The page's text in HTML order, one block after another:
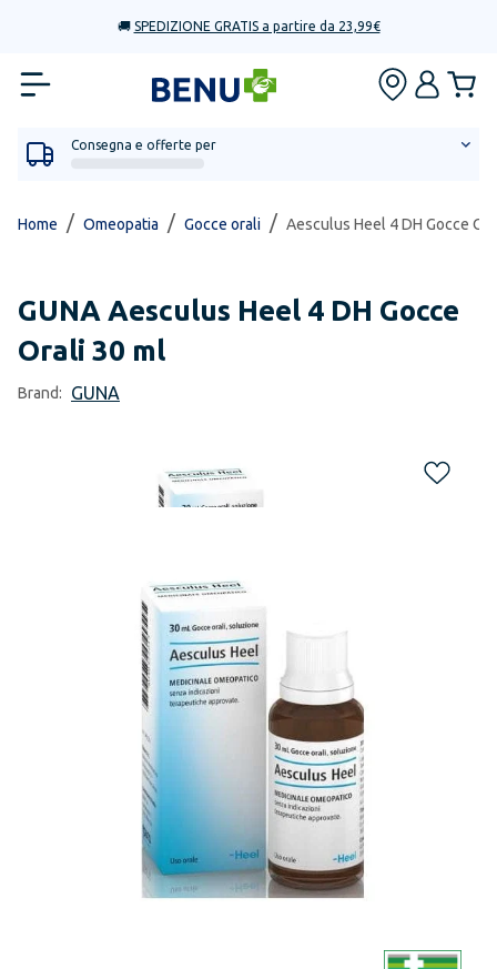
🚚 SPEDIZIONE GRATIS a partire da 23,99€
Consegna e offerte per
Home / Omeopatia / Gocce orali / Aesculus Heel 4 DH Gocce
GUNA Aesculus Heel 4 DH Gocce
Orali 30 ml
Brand: GUNA